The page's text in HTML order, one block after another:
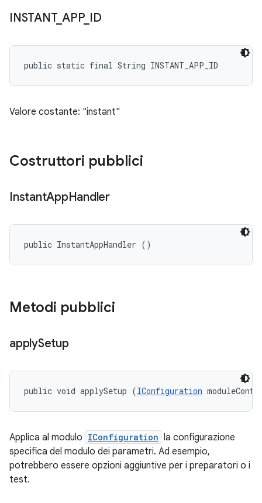
INSTANT_ APP_ ID
public static final String INSTANT_APP_ID
Valore costante: "instant"
Costruttori pubblici
InstantAppHandler
public InstantAppHandler ()
Metodi pubblici
applySetup
public void applySetup (IConfiguration
Applica al modulo IConfiguration la configurazione
specifica del modulo dei parametri. Ad esempio,
potrebbero essere opzioni aggiuntive per i preparatori o i
test.